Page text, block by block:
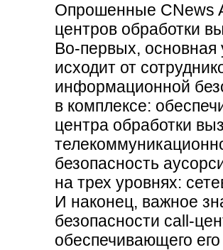
Опрошенные CNews
центров обработки
Во-первых, основная
исходит от
информационной
в комплексе:
центра обработки
безопасность
на трех уровнях:
И наконец, важное
безопасности call-
обеспечивающего его